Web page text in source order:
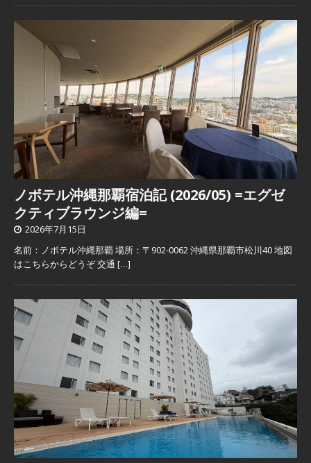
ノボテル沖縄那覇宿泊記 (2026/05) =エグゼ
クティブラウンジ編=
2026年7月15日
名前：ノボテル沖縄那覇 場所：〒902-0062 沖縄県那覇市松川40 地図
はこちらからどうぞ 交通 […]